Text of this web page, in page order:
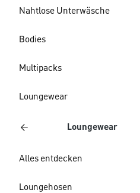
Nahtlose Unterwäsche
Bodies
Multipacks
Loungewear
Loungewear
Alles entdecken
Loungehosen